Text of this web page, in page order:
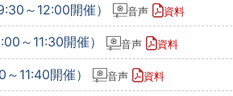
～12:00開催） 音声 資料
～11:30開催） 音声 資料
11:40開催） 音声 資料